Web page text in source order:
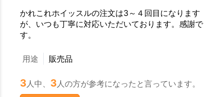
かれこれホイッスルの注文は3～４回目になります
が、いつも丁寧に対応いただいております。感謝で
す。
用途 販売品
3 人中、 3 人の方が参考になったと言っています。